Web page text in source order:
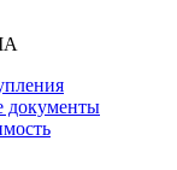
документы